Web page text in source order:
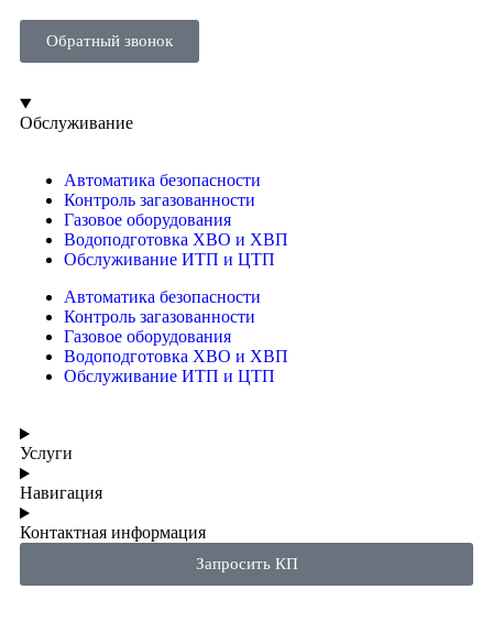
Обратный звонок
Обслуживание
Автоматика безопасности
Контроль загазованности
Газовое оборудования
Водоподготовка ХВО и ХВП
Обслуживание ИТП и ЦТП
Автоматика безопасности
Контроль загазованности
Газовое оборудования
Водоподготовка ХВО и ХВП
Обслуживание ИТП и ЦТП
Услуги
Навигация
Контактная информация
Запросить КП